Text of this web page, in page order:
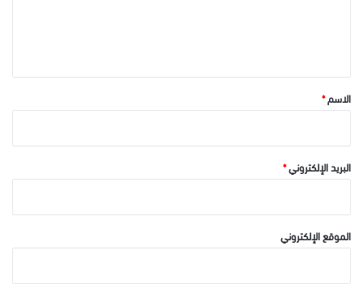
*الاسم*
البريد الإلكتروني*
الموقع الإلكتروني